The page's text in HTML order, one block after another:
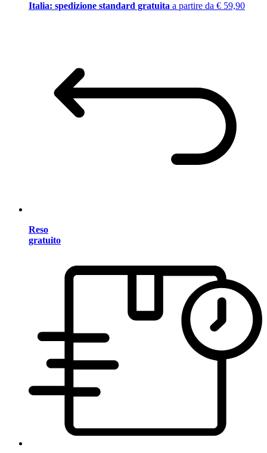
Italia: spedizione standard gratuita a partire da € 59,90
Reso
gratuito